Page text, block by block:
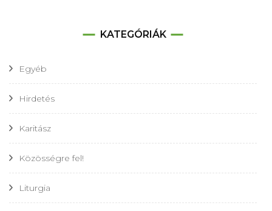
KATEGÓRIÁK
Egyéb
Hirdetés
Karitász
Közösségre fel!
Liturgia